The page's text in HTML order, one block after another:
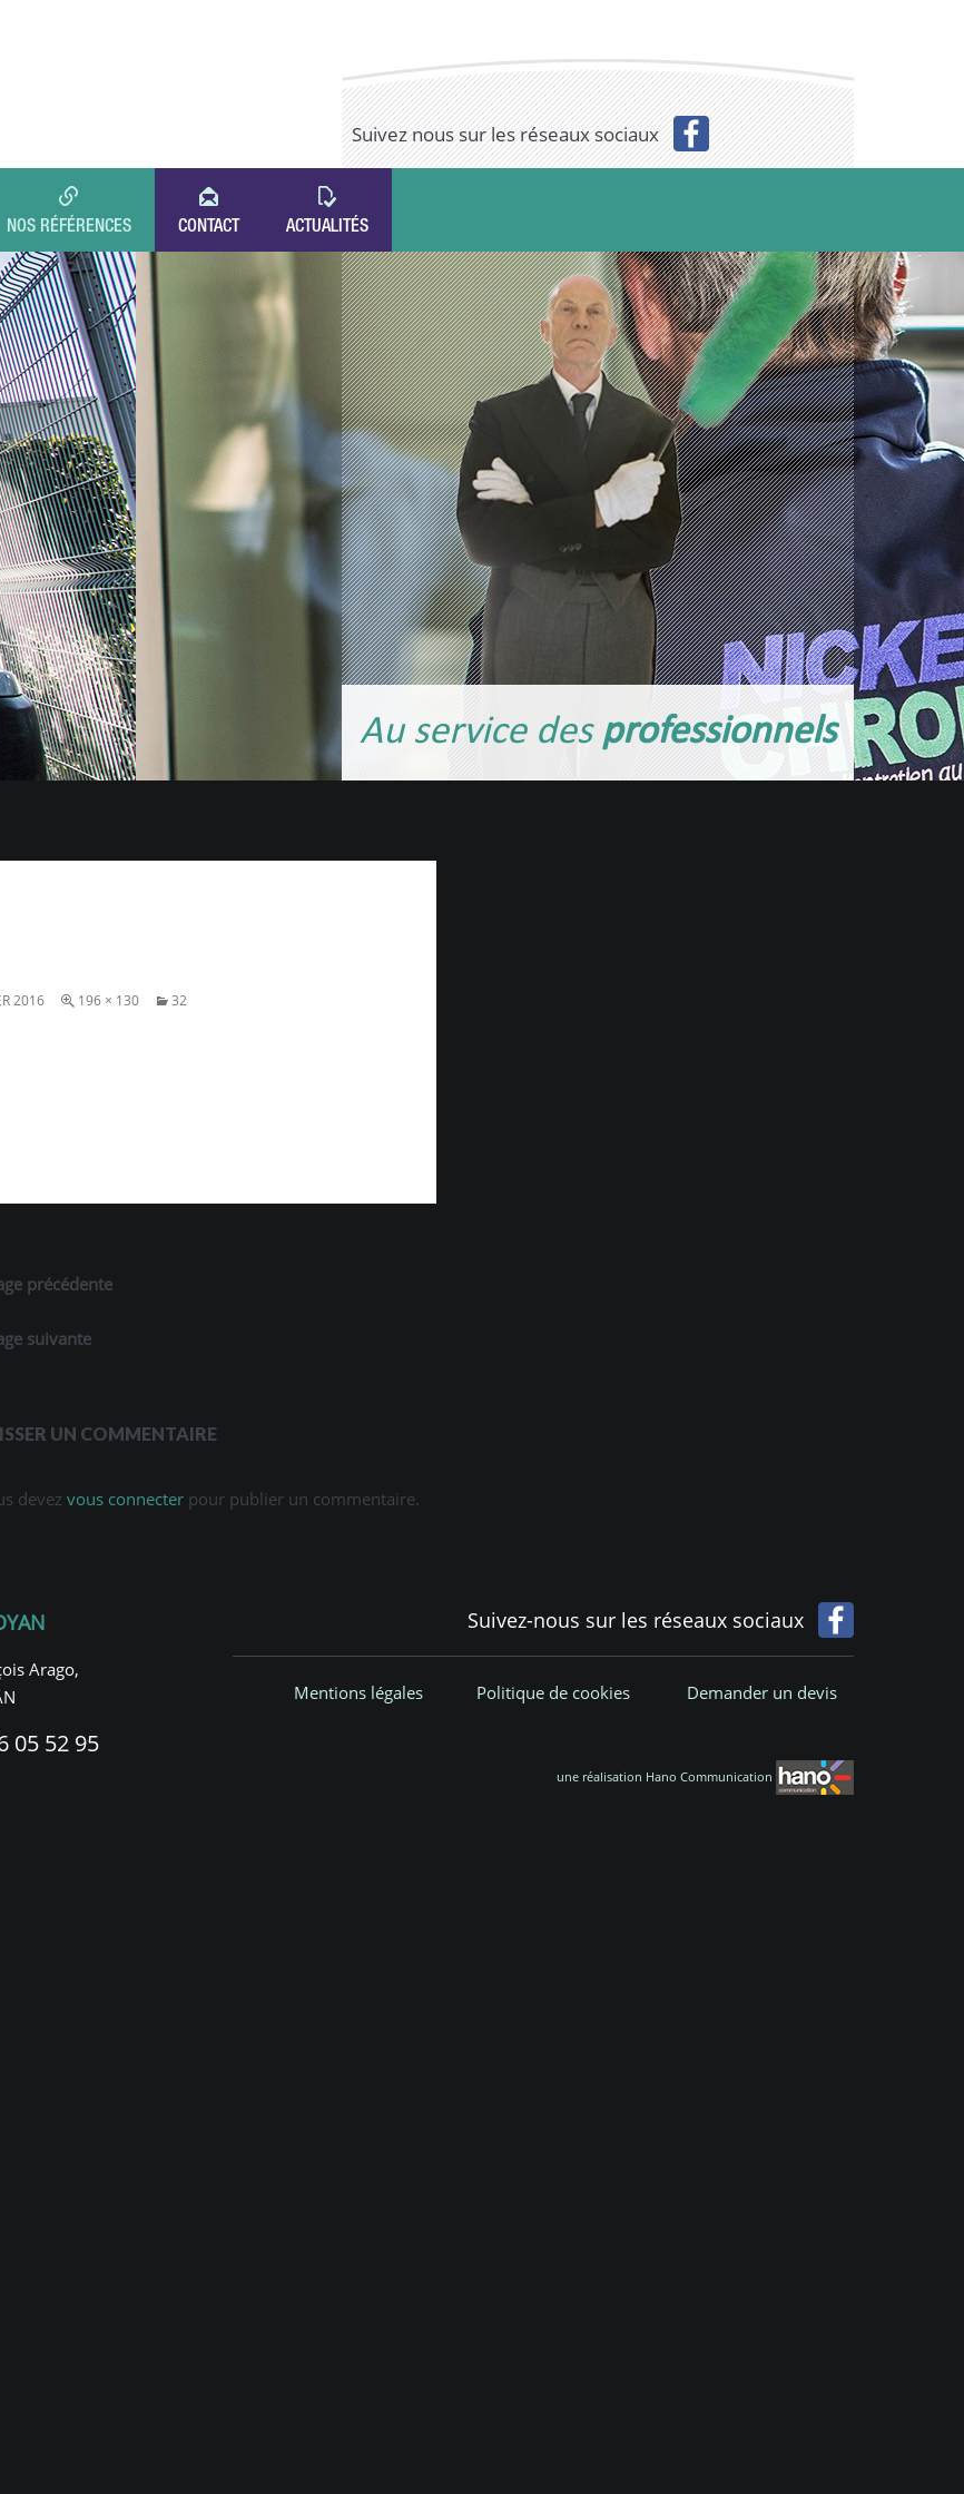
Suivez nous sur les réseaux sociaux
NOS RÉFÉRENCES CONTACT ACTUALITÉS
Au service des professionnels
2016 196 × 130 32
précédente
suivante
UN COMMENTAIRE
devez vous connecterpour publier un commentaire.
Arago,
05 52 95
Suivez-nous sur les réseaux sociaux
Mentions légales Politique de cookies Demander un devis
une réalisation Hano Communication